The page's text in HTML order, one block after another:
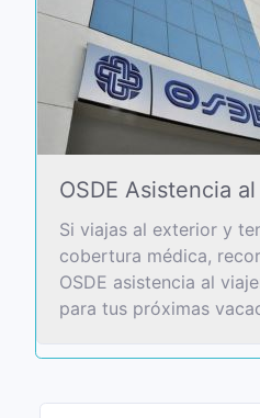
OSDE Asistencia
Si viajas al exterior y
cobertura médica,
OSDE asistencia al
para tus próximas